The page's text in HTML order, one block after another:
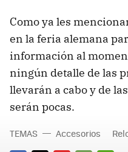
Como ya les
en la feria alemana
información al
ningún detalle de las
llevarán a cabo y de
serán pocas.
TEMAS Accesorios